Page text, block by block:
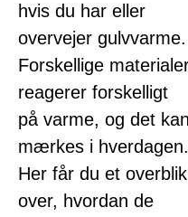
hvis du har eller
overvejer gulvvarme.
Forskellige
reagerer forskelligt
på varme, og det kan
mærkes i hverdagen.
Her får du et overblik
over, hvordan de